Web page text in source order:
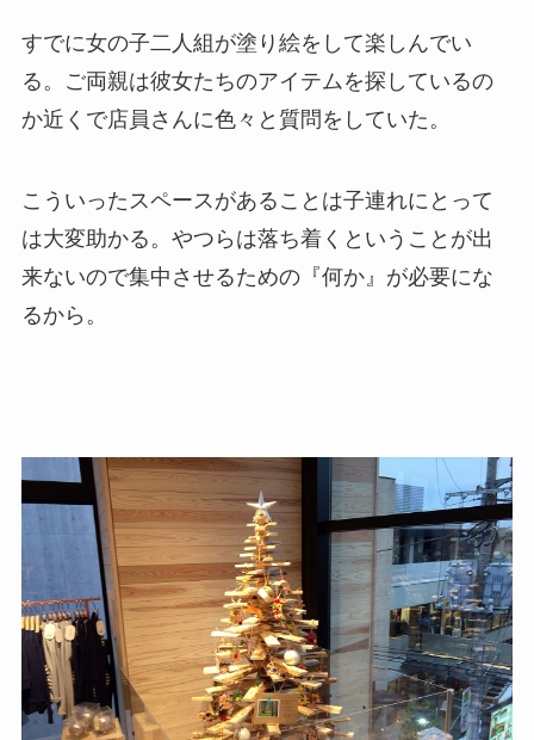
すでに女の子二人組が塗り絵をして楽しんでい
る。ご両親は彼女たちのアイテムを探しているの
か近くで店員さんに色々と質問をしていた。
こういったスペースがあることは子連れにとって
は大変助かる。やつらは落ち着くということが出
来ないので集中させるための『何か』が必要にな
るから。